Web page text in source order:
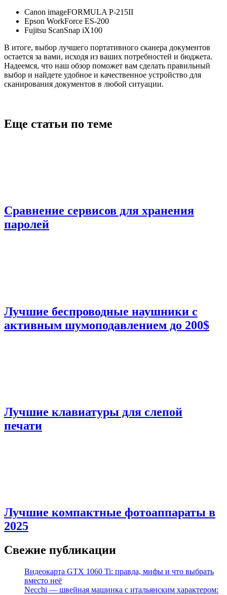
Canon imageFORMULA P-215II
Epson WorkForce ES-200
Fujitsu ScanSnap iX100
В итоге, выбор лучшего портативного сканера документов
остается за вами, исходя из ваших потребностей и бюджета.
Надеемся, что наш обзор поможет вам сделать правильный
выбор и найдете удобное и качественное устройство для
сканирования документов в любой ситуации.
Еще статьи по теме
Сравнение сервисов для хранения
паролей
Лучшие беспроводные наушники с
активным шумоподавлением до 200$
Лучшие клавиатуры для слепой
печати
Лучшие компактные фотоаппараты в
2025
Свежие публикации
Видеокарта GTX 1060 Ti: правда, мифы и что выбрать
вместо неё
Necchi — швейная машинка с итальянским характером: